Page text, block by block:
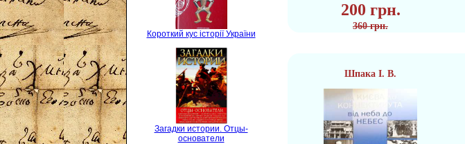
Короткий кус історії України
Загадки истории. Отцы-
основатели
200 грн.
360 грн.
Шпака І. В.